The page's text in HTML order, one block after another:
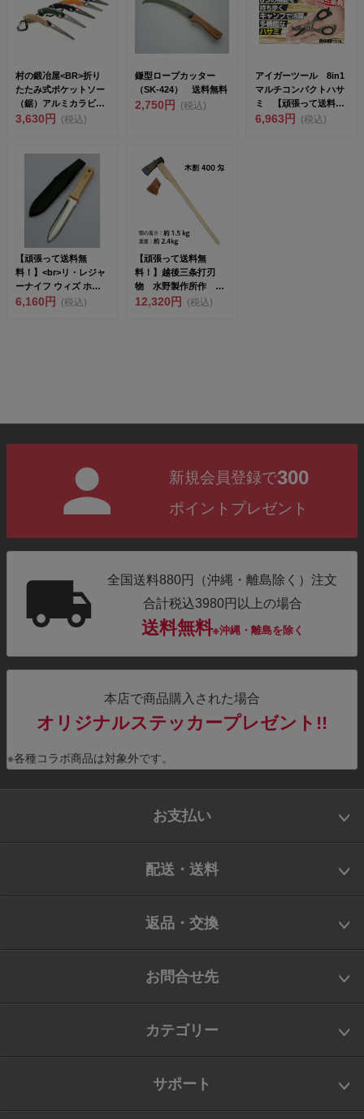
村の鍛冶屋<BR>折り
たたみ式ポケットソー
（鋸）アルミカラビナ
付<...
3,630円 (税込)
鎌型ロープカッター
（SK-424） 送料無料
2,750円 (税込)
アイガーツール 8in1
マルチコンパクトハサ
ミ 【頑張って送料無
料！】ネコポス 錆
6,963円 (税込)
【頑張って送料無
料！】<br>リ・レジャ
ーナイフ ウィズ ホル
スター #...
6,160円 (税込)
【頑張って送料無
料！】越後三条打刃
物 水野製作所作 木
割400匁（1.5kg） 白
12,320円 (税込)
新規会員登録で300
ポイントプレゼント
全国送料880円（沖縄・離島除く）注文
合計税込3980円以上の場合
送料無料※沖縄・離島を除く
本店で商品購入された場合
オリジナルステッカープレゼント!!
※各種コラボ商品は対象外です。
お支払い
配送・送料
返品・交換
お問合せ先
カテゴリー
サポート